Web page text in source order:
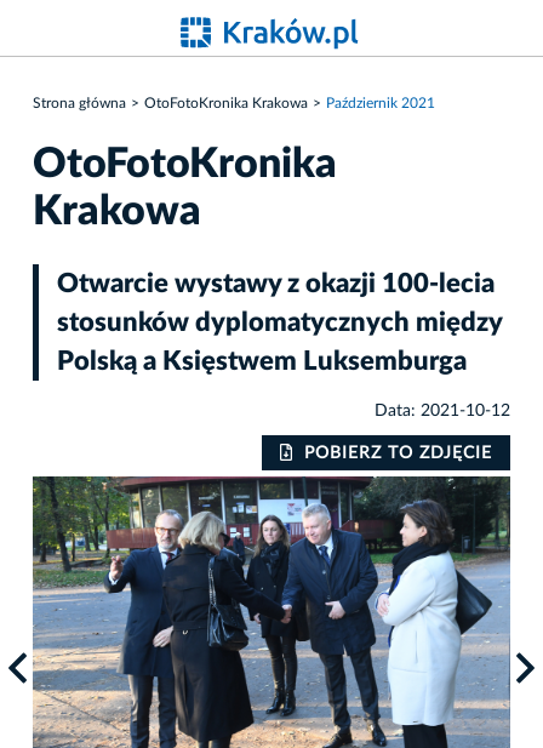
Strona główna OtoFotoKronika Krakowa Październik 2021
OtoFotoKronika
Krakowa
Otwarcie wystawy z okazji 100-lecia
stosunków dyplomatycznych między
Polską a Księstwem Luksemburga
Data: 2021-10-12
POBIERZ TO ZDJĘCIE